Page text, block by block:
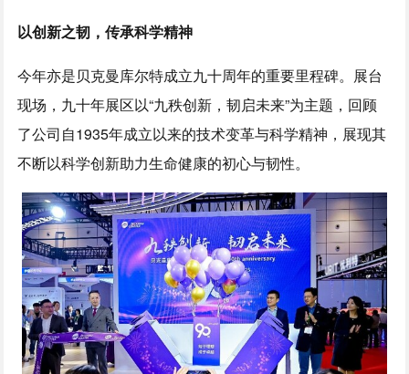
以创新之韧，传承科学精神
今年亦是贝克曼库尔特成立九十周年的重要里程碑。展台
现场，九十年展区以“九秩创新，韧启未来”为主题，回顾
了公司自1935年成立以来的技术变革与科学精神，展现其
不断以科学创新助力生命健康的初心与韧性。